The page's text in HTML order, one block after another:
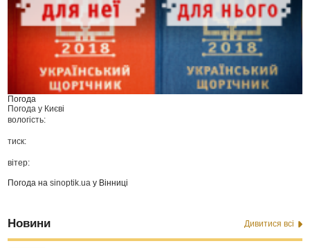
Погода
Погода у Києві
вологість:
тиск:
вітер:
Погода наsinoptik.ua у Вінниці
Новини Дивитися всі